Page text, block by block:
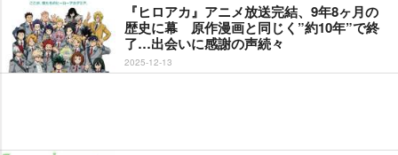
『ヒロアカ』アニメ放送完結、9年8ヶ月の
歴史に幕 原作漫画と同じく”約10年”で終
了…出会いに感謝の声続々
2025-12-13